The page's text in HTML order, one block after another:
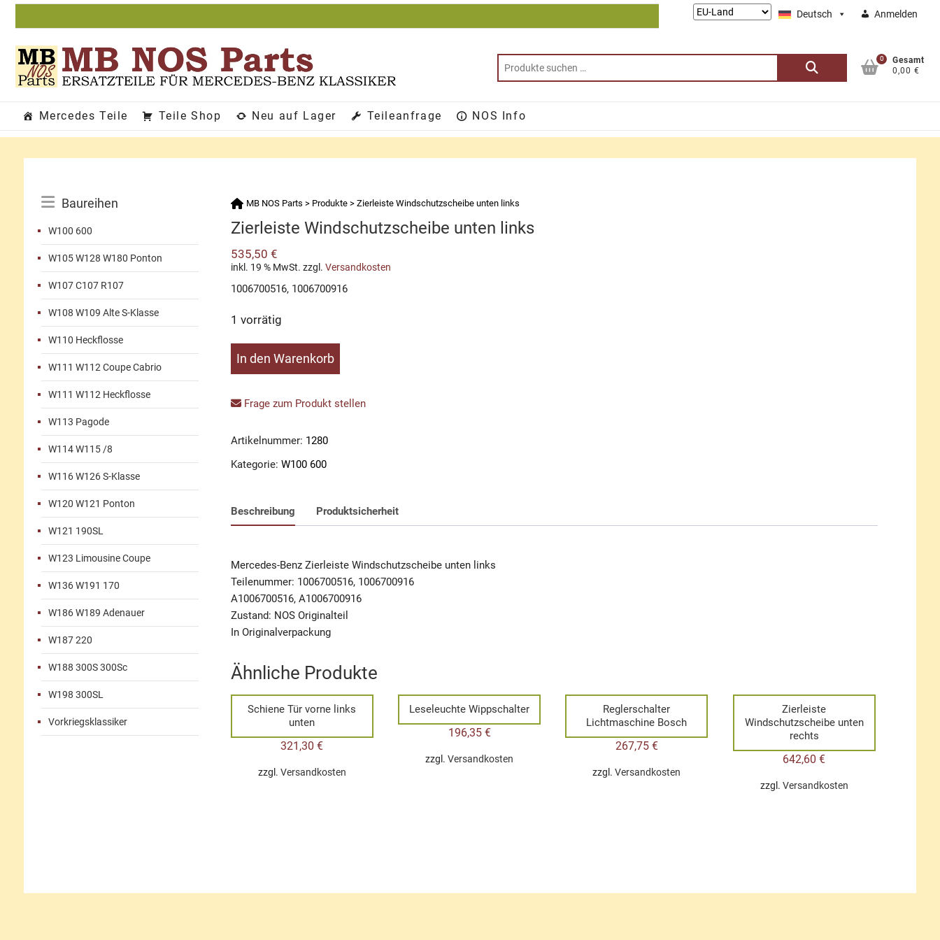
Zum
Deutsch Anmelden
Lieferung
Suchen
0
Gesamt
0,00 €
Mercedes Teile Teile Shop Neu auf Lager Teileanfrage NOS Info
Baureihen
W100 600
W105 W128 W180 Ponton
W107 C107 R107
W108 W109 Alte S-Klasse
W110 Heckflosse
W111 W112 Coupe Cabrio
W111 W112 Heckflosse
W113 Pagode
W114 W115 /8
W116 W126 S-Klasse
W120 W121 Ponton
W121 190SL
W123 Limousine Coupe
W136 W191 170
W186 W189 Adenauer
W187 220
W188 300S 300Sc
W198 300SL
Vorkriegsklassiker
MB NOS Parts > Produkte> Zierleiste Windschutzscheibe unten links
Zierleiste Windschutzscheibe unten links
535,50 €
inkl. 19 % MwSt. zzgl. Versandkosten
1006700516, 1006700916
1 vorrätig
Zierleiste
links
In den Warenkorb
Frage zum Produkt stellen
Artikelnummer: 1280
Kategorie: W100 600
Beschreibung Produktsicherheit
Mercedes-Benz Zierleiste Windschutzscheibe unten links
Teilenummer: 1006700516, 1006700916
A1006700516, A1006700916
Zustand: NOS Originalteil
In Originalverpackung
Ähnliche Produkte
Schiene Tür vorne links
unten
321,30€
zzgl. Versandkosten
Leseleuchte Wippschalter
196,35 €
zzgl.Versandkosten
Reglerschalter
Lichtmaschine Bosch
267,75 €
zzgl.Versandkosten
Zierleiste
Windschutzscheibe unten
rechts
642,60€
zzgl. Versandkosten